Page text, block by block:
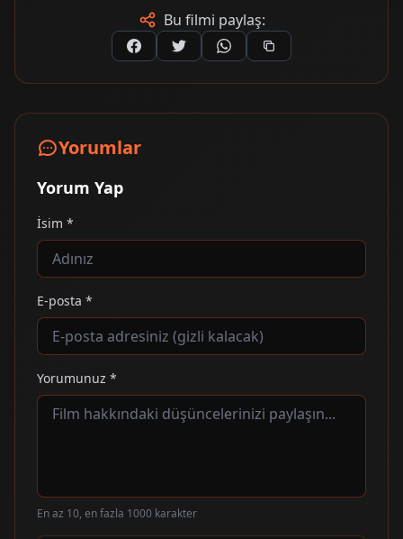
Bu filmi paylaş:
Yorumlar
Yorum Yap
İsim *
E-posta *
Yorumunuz *
En az 10, en fazla 1000 karakter